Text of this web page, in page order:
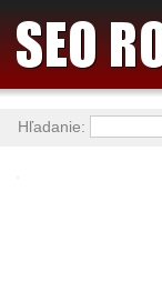
Hľadanie: